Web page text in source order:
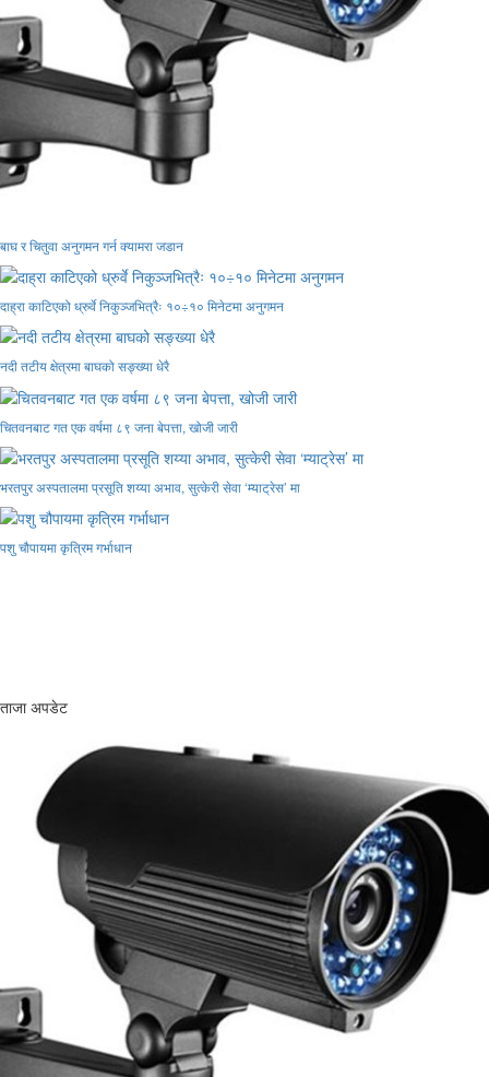
बाघ र चितुवा अनुगमन गर्न क्यामरा जडान
दाह्रा काटिएको ध्रुर्वे निकुञ्जभित्रैः १०÷१० मिनेटमा अनुगमन
नदी तटीय क्षेत्रमा बाघको सङ्ख्या धेरै
चितवनबाट गत एक वर्षमा ८९ जना बेपत्ता, खोजी जारी
भरतपुर अस्पतालमा प्रसूति शय्या अभाव, सुत्केरी सेवा ‘म्याट्रेस’ मा
पशु चौपायमा कृत्रिम गर्भाधान
ताजा अपडेट